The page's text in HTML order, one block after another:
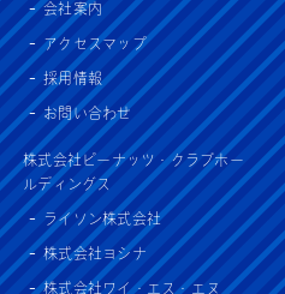
会社案内
アクセスマップ
採用情報
お問い合わせ
株式会社ピーナッツ・クラブホー
ルディングス
ライソン株式会社
株式会社ヨシナ
株式会社ワイ・エス・エヌ